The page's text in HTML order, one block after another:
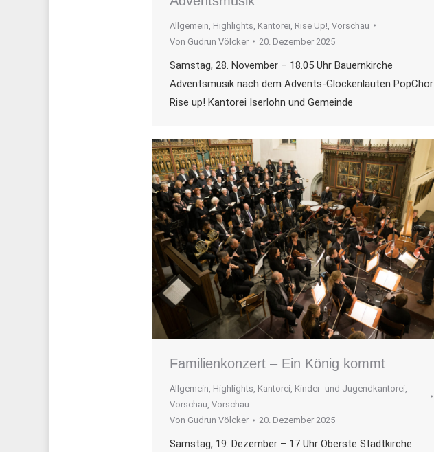
Allgemein Highlights Kantorei Rise Up! Vorschau
Von Gudrun Völcker 20. Dezember 2025
Samstag, 28. November – 18.05 Uhr Bauernkirche
Adventsmusik nach dem Advents-Glockenläuten PopChor
Rise up! Kantorei Iserlohn und Gemeinde
Familienkonzert – Ein König kommt
Allgemein, Highlights, Kantorei, Kinder- und Jugendkantorei,
Vorschau, Vorschau
Von Gudrun Völcker 20. Dezember 2025
Samstag, 19. Dezember – 17 Uhr Oberste Stadtkirche